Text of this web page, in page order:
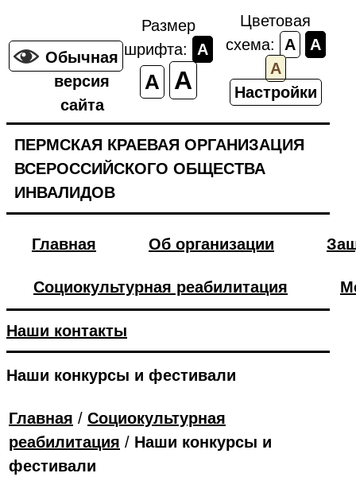
Обычная
версия
сайта
Размер
шрифта:
A
A A
Цветовая
схема:
A
A
A
Настройки
ПЕРМСКАЯ КРАЕВАЯ ОРГАНИЗАЦИЯ
ВСЕРОССИЙСКОГО ОБЩЕСТВА
ИНВАЛИДОВ
Главная Об организации
Социокультурная реабилитация
Наши контакты
Наши конкурсы и фестивали
Главная / Социокультурная
реабилитация / Наши конкурсы и
фестивали